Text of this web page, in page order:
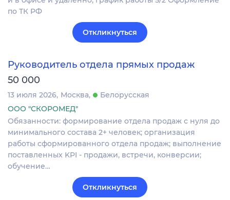
по ТК РФ
Откликнуться
Руководитель отдела прямых продаж
50 000
13 июля 2026 Москва
Белорусская
ООО "СКОРОМЕД"
Обязанности: формирование отдела продаж с нуля до
минимального состава 2+ человек; организация
работы сформированного отдела продаж; выполнение
поставленных KPI - продажи, встречи, конверсии;
обучение…
Откликнуться